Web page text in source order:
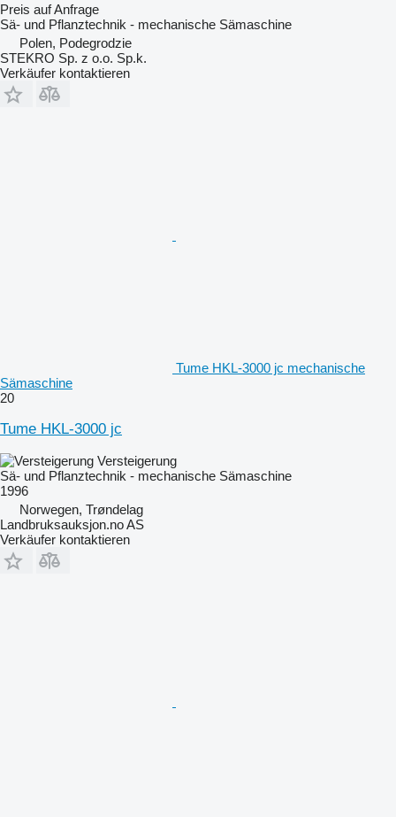
Preis auf Anfrage
Sä- und Pflanztechnik - mechanische Sämaschine
Polen, Podegrodzie
STEKRO Sp. z o.o. Sp.k.
Verkäufer kontaktieren
Tume HKL-3000 jc mechanische
Sämaschine
20
Tume HKL-3000 jc
Versteigerung
Sä- und Pflanztechnik - mechanische Sämaschine
1996
Norwegen, Trøndelag
Landbruksauksjon.no AS
Verkäufer kontaktieren